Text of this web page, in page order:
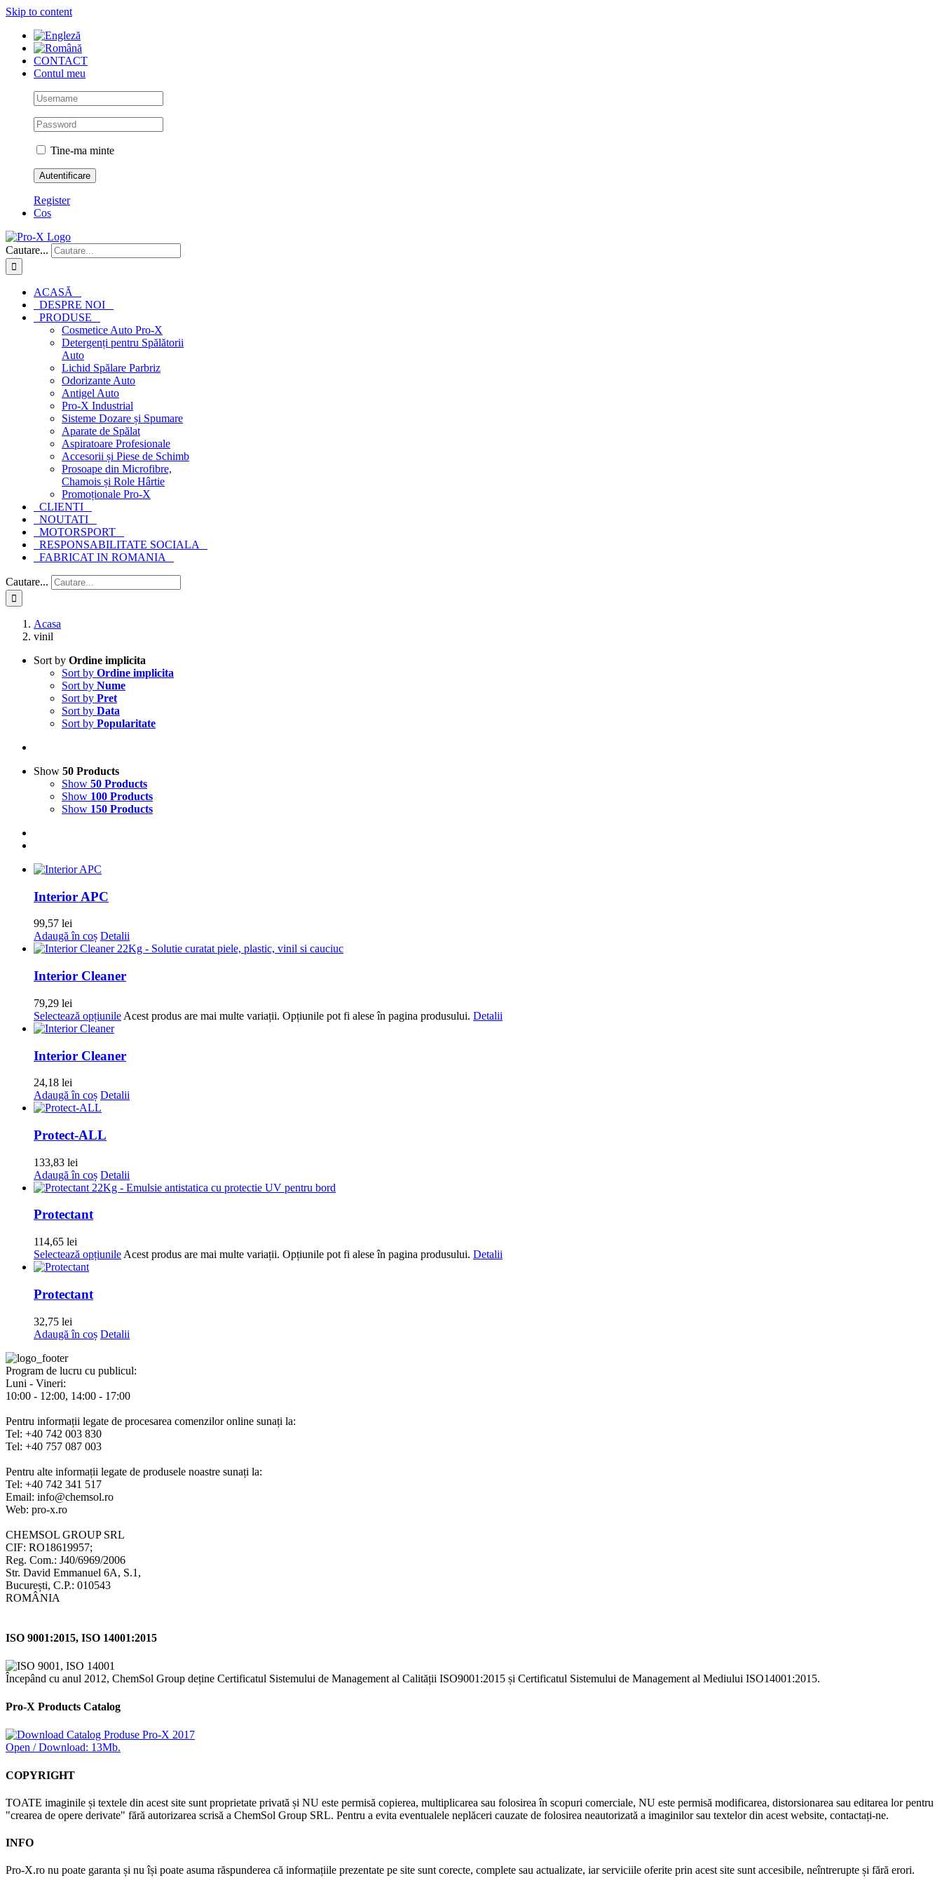
Skip to content
CONTACT
Contul meu
Tine-ma minte
Register
Cos
Cautare...
ACASĂ
DESPRE NOI
PRODUSE
Cosmetice Auto Pro-X
Detergenți pentru Spălătorii
Auto
Lichid Spălare Parbriz
Odorizante Auto
Antigel Auto
Pro-X Industrial
Sisteme Dozare și Spumare
Aparate de Spălat
Aspiratoare Profesionale
Accesorii și Piese de Schimb
Prosoape din Microfibre,
Chamois și Role Hârtie
Promoționale Pro-X
CLIENTI
NOUTATI
MOTORSPORT
RESPONSABILITATE SOCIALA
FABRICAT IN ROMANIA
Cautare...
Acasa
vinil
Sort by Ordine implicita
Sort by Ordine implicita
Sort by Nume
Sort by Pret
Sort by Data
Sort by Popularitate
Show 50 Products
Show 50 Products
Show 100 Products
Show 150 Products
Interior APC
99,57 lei
Adaugă în coș Detalii
Interior Cleaner
79,29 lei
Selectează opțiunile Acest produs are mai multe variații. Opțiunile pot fi alese în pagina produsului. Detalii
Interior Cleaner
24,18 lei
Adaugă în coș Detalii
Protect-ALL
133,83 lei
Adaugă în coș Detalii
Protectant
114,65 lei
Selectează opțiunile Acest produs are mai multe variații. Opțiunile pot fi alese în pagina produsului. Detalii
Protectant
32,75 lei
Adaugă în coș Detalii
Program de lucru cu publicul:
Luni - Vineri:
10:00 - 12:00, 14:00 - 17:00
Pentru informații legate de procesarea comenzilor online sunați la:
Tel: +40 742 003 830
Tel: +40 757 087 003
Pentru alte informații legate de produsele noastre sunați la:
Tel: +40 742 341 517
Email: info@chemsol.ro
Web: pro-x.ro
CHEMSOL GROUP SRL
CIF: RO18619957;
Reg. Com.: J40/6969/2006
Str. David Emmanuel 6A, S.1,
București, C.P.: 010543
ROMÂNIA
ISO 9001:2015, ISO 14001:2015
Începând cu anul 2012, ChemSol Group deține Certificatul Sistemului de Management al Calității ISO9001:2015 și Certificatul Sistemului de Management al Mediului ISO14001:2015.
Pro-X Products Catalog
Open / Download: 13Mb.
COPYRIGHT
TOATE imaginile și textele din acest site sunt proprietate privată și NU este permisă copierea, multiplicarea sau folosirea în scopuri comerciale, NU este permisă modificarea, distorsionarea sau editarea lor pentru
"crearea de opere derivate" fără autorizarea scrisă a ChemSol Group SRL. Pentru a evita eventualele neplăceri cauzate de folosirea neautorizată a imaginilor sau textelor din acest website, contactați-ne.
INFO
Pro-X.ro nu poate garanta și nu își poate asuma răspunderea că informațiile prezentate pe site sunt corecte, complete sau actualizate, iar serviciile oferite prin acest site sunt accesibile, neîntrerupte și fără erori.